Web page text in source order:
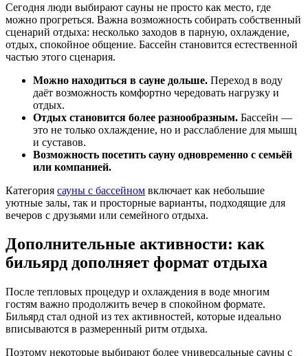
Сегодня люди выбирают сауны не просто как место, где
можно прогреться. Важна возможность собирать собственный
сценарий отдыха: несколько заходов в парную, охлаждение,
отдых, спокойное общение. Бассейн становится естественной
частью этого сценария.
Можно находиться в сауне дольше. Переход в воду
даёт возможность комфортно чередовать нагрузку и
отдых.
Отдых становится более разнообразным. Бассейн —
это не только охлаждение, но и расслабление для мышц
и суставов.
Возможность посетить сауну одновременно с семьёй
или компанией.
Категория сауны с бассейном включает как небольшие
уютные залы, так и просторные варианты, подходящие для
вечеров с друзьями или семейного отдыха.
Дополнительные активности: как
бильярд дополняет формат отдыха
После тепловых процедур и охлаждения в воде многим
гостям важно продолжить вечер в спокойном формате.
Бильярд стал одной из тех активностей, которые идеально
вписываются в размеренный ритм отдыха.
Поэтому некоторые выбирают более универсальные сауны с